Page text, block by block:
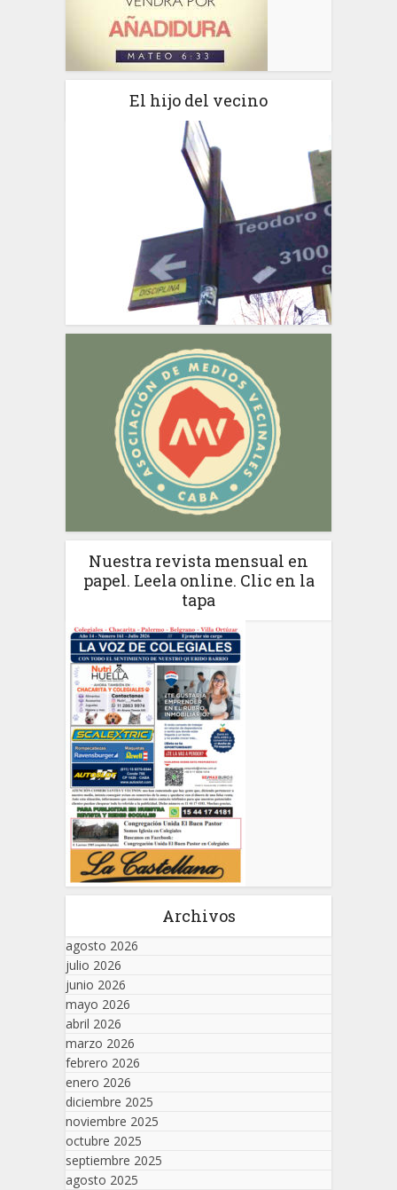
El hijo del vecino
Nuestra revista mensual en
papel. Leela online. Clic en la
tapa
Archivos
agosto 2026
julio 2026
junio 2026
mayo 2026
abril 2026
marzo 2026
febrero 2026
enero 2026
diciembre 2025
noviembre 2025
octubre 2025
septiembre 2025
agosto 2025